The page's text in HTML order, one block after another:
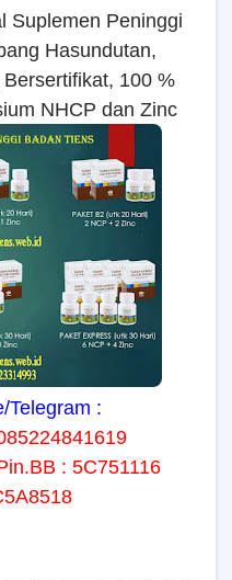
Suplemen Peninggi
Hasundutan,
100 %
NHCP dan Zinc
Telegram :
: 5C751116